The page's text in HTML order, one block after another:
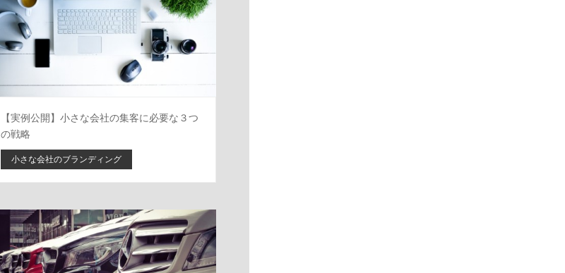
【実例公開】小さな会社の集客に必要な３つ
の戦略
小さな会社のブランディング